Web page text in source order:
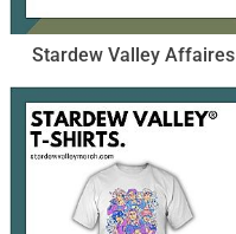
Stardew Valley Affaires